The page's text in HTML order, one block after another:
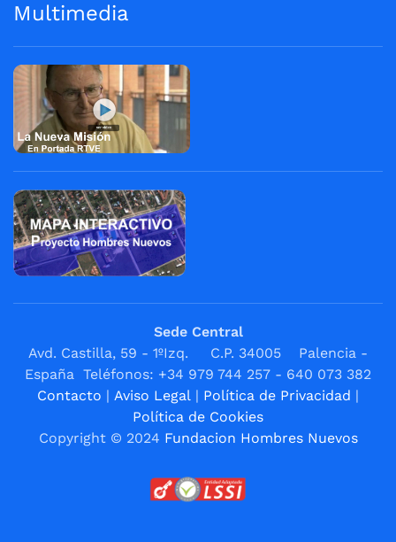
Multimedia
Sede Central
Avd. Castilla, 59 - 1ºIzq. C.P. 34005 Palencia -
España Teléfonos: +34 979 744 257 - 640 073 382
Contacto | Aviso Legal | Política de Privacidad |
Política de Cookies
Copyright © 2024 Fundacion Hombres Nuevos